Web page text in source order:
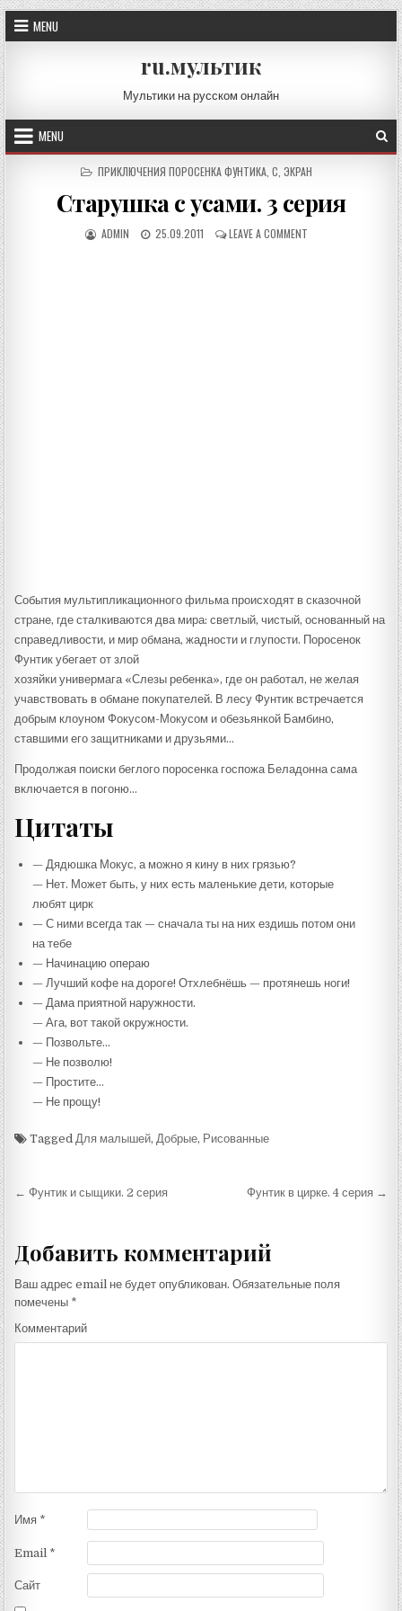
Skip
to
content
MENU
ru.мультик
Мультики на русском онлайн
MENU
POSTED
ПРИКЛЮЧЕНИЯ ПОРОСЕНКА ФУНТИКА С ЭКРАН
Старушка с усами. 3 серия
AUTHOR:
ADMIN
PUBLISHED
25.09.2011 LEAVE A COMMENT
События мультипликационного фильма происходят в сказочной
стране, где сталкиваются два мира: светлый, чистый, основанный на
справедливости, и мир обмана, жадности и глупости. Поросенок
Фунтик убегает от злой
хозяйки универмага «Слезы ребенка», где он работал, не желая
учавствовать в обмане покупателей. В лесу Фунтик встречается
добрым клоуном Фокусом-Мокусом и обезьянкой Бамбино,
ставшими его защитниками и друзьями…
Продолжая поиски беглого поросенка госпожа Беладонна сама
включается в погоню…
Цитаты
— Дядюшка Мокус, а можно я кину в них грязью?
— Нет. Может быть, у них есть маленькие дети, которые
любят цирк
— С ними всегда так — сначала ты на них ездишь потом они
на тебе
— Начинацию операю
— Лучший кофе на дороге! Отхлебнёшь — протянешь ноги!
— Дама приятной наружности.
— Ага, вот такой окружности.
— Позвольте…
— Не позволю!
— Простите…
— Не прощу!
Tagged Для малышей, Добрые, Рисованные
Навигация
записям
← Фунтик и сыщики. 2 серия Фунтик в цирке. 4 серия →
Добавить комментарий
Ваш адрес email не будет опубликован. Обязательные поля
помечены *
Комментарий
Имя *
Email *
Сайт